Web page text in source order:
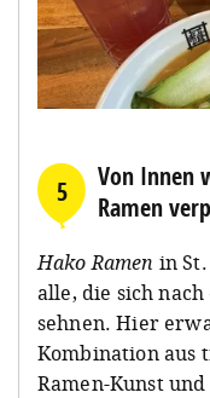
5
Von Innen
Ramen
Hako Ramen in
alle, die sich
sehnen. Hier
Kombination aus
Ramen-Kunst